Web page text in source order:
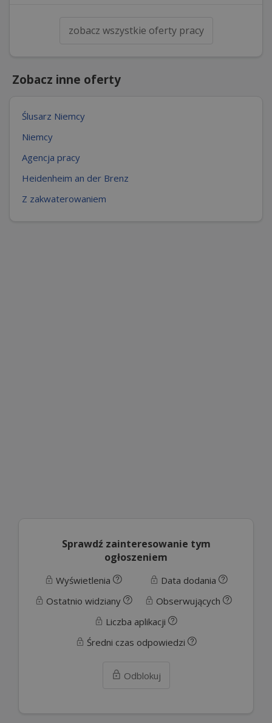
zobacz wszystkie oferty pracy
Zobacz inne oferty
Ślusarz Niemcy
Niemcy
Agencja pracy
Heidenheim an der Brenz
Z zakwaterowaniem
Sprawdź zainteresowanie tym
ogłoszeniem
Wyświetlenia
Data dodania
Ostatnio widziany
Obserwujących
Liczba aplikacji
Średni czas odpowiedzi
Odblokuj